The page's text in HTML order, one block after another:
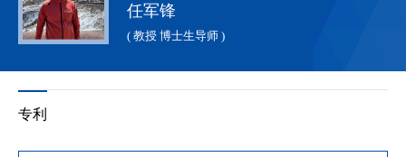
任军锋
( 教授 博士生导师 )
专利